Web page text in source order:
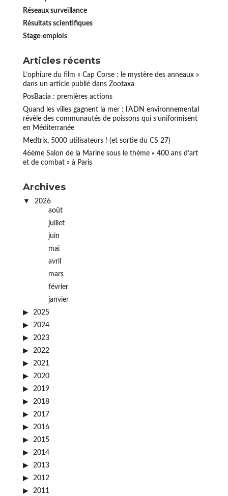
Réseaux surveillance
Résultats scientifiques
Stage-emplois
Articles récents
L’ophiure du film « Cap Corse : le mystère des anneaux »
dans un article publié dans Zootaxa
PosBacia : premières actions
Quand les villes gagnent la mer : l’ADN environnemental
révèle des communautés de poissons qui s’uniformisent
en Méditerranée
Medtrix, 5000 utilisateurs ! (et sortie du CS 27)
46ème Salon de la Marine sous le thème « 400 ans d’art
et de combat » à Paris
Archives
2026
août
juillet
juin
mai
avril
mars
février
janvier
2025
2024
2023
2022
2021
2020
2019
2018
2017
2016
2015
2014
2013
2012
2011